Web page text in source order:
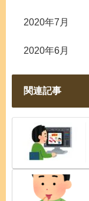
2020年7月
2020年6月
関連記事